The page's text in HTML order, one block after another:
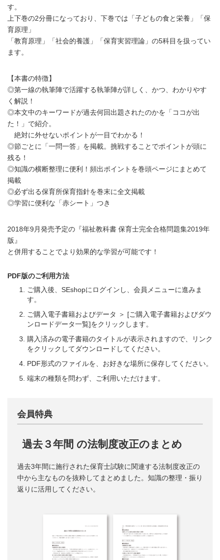
す。
上下巻の2分冊になっており、下巻では「子どもの食と栄養」「保
育原理」
「教育原理」「社会的養護」「保育実習理論」の5科目を扱ってい
ます。
【本書の特徴】
◎第一線の執筆陣で活躍する執筆陣が詳しく、かつ、わかりやす
く解説！
◎本文中のキーワードが過去何回出題されたのかを「ココが出
た！」で紹介。
絶対に外せないポイントが一目でわかる！
◎節ごとに「一問一答」を掲載。挑戦することでポイントが頭に
残る！
◎知識の横断整理に便利！頻出ポイントを巻頭ページにまとめて
掲載
◎必ず出る保育所保育指針を巻末に全文掲載
◎学習に便利な「赤シート」つき
2018年9月発売予定の『福祉教科書 保育士完全合格問題集2019年
版』
と併用することでより効果的な学習が可能です！
PDF版のご利用方法
ご購入後、SEshopにログインし、会員メニューに進みま
す。
ご購入電子書籍およびデータ ＞ [ご購入電子書籍およびダウ
ンロードデータ一覧]をクリックします。
購入済みの電子書籍のタイトルが表示されますので、リンク
をクリックしてダウンロードしてください。
PDF形式のファイルを、お好きな場所に保存してください。
端末の種類を問わず、ご利用いただけます。
会員特典
過去３年間 の法制度改正のまとめ
過去3年間に施行された保育士試験に関連する法制度改正の
中から主なものを抜粋してまとめました。知識の整理・振り
返りに活用してください。